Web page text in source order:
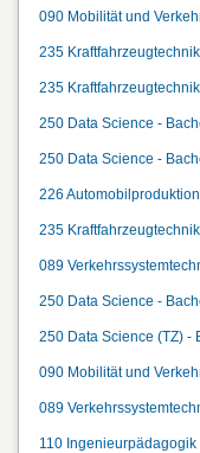
090 Mobilität und
235
235
250 Data Science -
250 Data Science -
226
235
089
250 Data Science -
250 Data Science (TZ) -
090 Mobilität und
089
110